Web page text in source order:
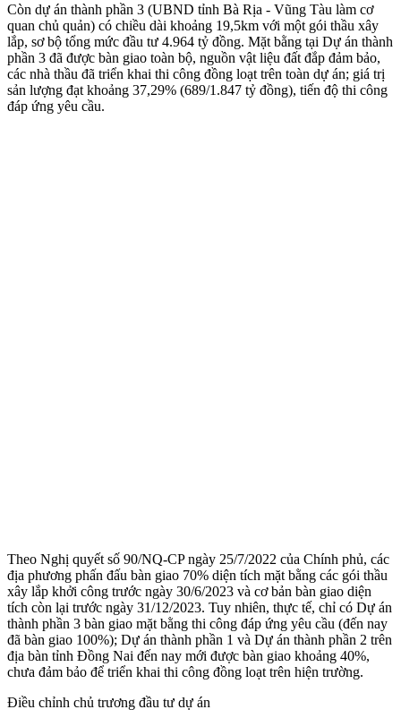
Còn dự án thành phần 3 (UBND tỉnh Bà Rịa - Vũng Tàu làm cơ
quan chủ quản) có chiều dài khoảng 19,5km với một gói thầu xây
lắp, sơ bộ tổng mức đầu tư 4.964 tỷ đồng. Mặt bằng tại Dự án thành
phần 3 đã được bàn giao toàn bộ, nguồn vật liệu đất đắp đảm bảo,
các nhà thầu đã triển khai thi công đồng loạt trên toàn dự án; giá trị
sản lượng đạt khoảng 37,29% (689/1.847 tỷ đồng), tiến độ thi công
đáp ứng yêu cầu.
Theo Nghị quyết số 90/NQ-CP ngày 25/7/2022 của Chính phủ, các
địa phương phấn đấu bàn giao 70% diện tích mặt bằng các gói thầu
xây lắp khởi công trước ngày 30/6/2023 và cơ bản bàn giao diện
tích còn lại trước ngày 31/12/2023. Tuy nhiên, thực tế, chỉ có Dự án
thành phần 3 bàn giao mặt bằng thi công đáp ứng yêu cầu (đến nay
đã bàn giao 100%); Dự án thành phần 1 và Dự án thành phần 2 trên
địa bàn tỉnh Đồng Nai đến nay mới được bàn giao khoảng 40%,
chưa đảm bảo để triển khai thi công đồng loạt trên hiện trường.
Điều chỉnh chủ trương đầu tư dự án